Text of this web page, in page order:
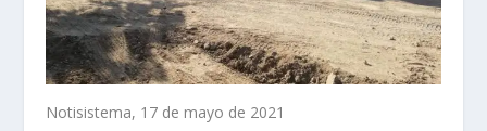
Notisistema, 17 de mayo de 2021